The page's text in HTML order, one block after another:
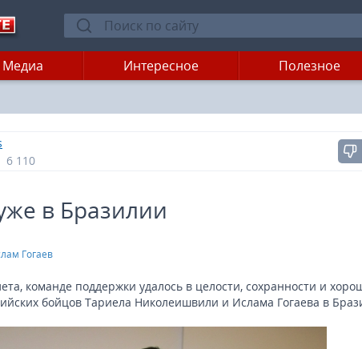
Медиа Интересное Полезное
6 110
в Бразилии
Гогаев
команде поддержки удалось в целости, сохранности и
бойцов Тариела Николеишвили и Ислама Гогаева в